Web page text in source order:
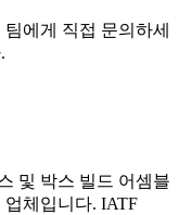
에게 직접 문의하세
및 박스 빌드 어셈블
체입니다. IATF